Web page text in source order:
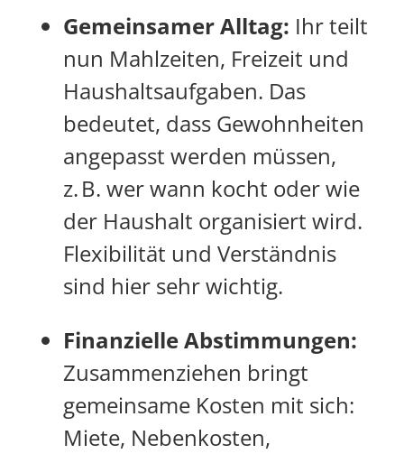
Gemeinsamer Alltag: Ihr teilt
nun Mahlzeiten, Freizeit und
Haushaltsaufgaben. Das
bedeutet, dass Gewohnheiten
angepasst werden müssen,
z. B. wer wann kocht oder wie
der Haushalt organisiert wird.
Flexibilität und Verständnis
sind hier sehr wichtig.
Finanzielle Abstimmungen:
Zusammenziehen bringt
gemeinsame Kosten mit sich:
Miete, Nebenkosten,